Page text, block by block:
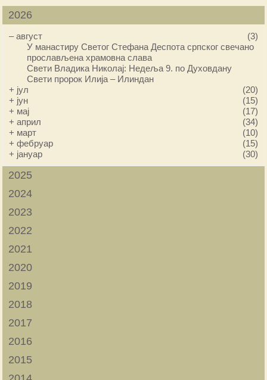
2026
–август
(3)
У манастиру Светог Стефана Деспота српског свечано
прослављена храмовна слава
Свети Владика Николај: Недеља 9. по Духовдану
Свети пророк Илија – Илиндан
+ јул
(20)
+ јун
(15)
+ мај
(17)
+април
(34)
+ март
(10)
+фебруар
(15)
+ јануар (30)
2025
2024
2023
2022
2021
2020
2019
2018
2017
2016
2015